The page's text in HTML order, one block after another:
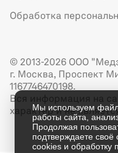
Обработка
© 2013-2026 ООО
г. Москва, Проспект
1167746470198.
Вся информация на
характер и не
Мы используем
работы сайта,
Продолжая
подтверждаете своё
cookies и обработку